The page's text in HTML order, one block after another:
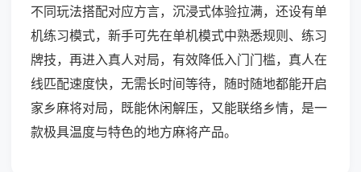
不同玩法搭配对应方言，沉浸式体验拉满，还设有单
机练习模式，新手可先在单机模式中熟悉规则、练习
牌技，再进入真人对局，有效降低入门门槛，真人在
线匹配速度快，无需长时间等待，随时随地都能开启
家乡麻将对局，既能休闲解压，又能联络乡情，是一
款极具温度与特色的地方麻将产品。